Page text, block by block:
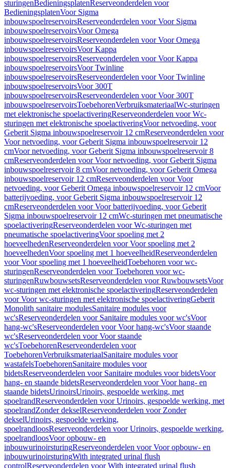
sturingenBedieningsplatenReserveonderdelen voor
BedieningsplatenVoor Sigma
inbouwspoelreservoirsReserveonderdelen voor Voor Sigma
inbouwspoelreservoirsVoor Omega
inbouwspoelreservoirsReserveonderdelen voor Voor Omega
inbouwspoelreservoirsVoor Kappa
inbouwspoelreservoirsReserveonderdelen voor Voor Kappa
inbouwspoelreservoirsVoor Twinline
inbouwspoelreservoirsReserveonderdelen voor Voor Twinline
inbouwspoelreservoirsVoor 300T
inbouwspoelreservoirsReserveonderdelen voor Voor 300T
inbouwspoelreservoirsToebehorenVerbruiksmateriaalWc-sturingen
met elektronische spoelactiveringReserveonderdelen voor Wc-
sturingen met elektronische spoelactiveringVoor netvoeding, voor
Geberit Sigma inbouwspoelreservoir 12 cmReserveonderdelen voor
Voor netvoeding, voor Geberit Sigma inbouwspoelreservoir 12
cmVoor netvoeding, voor Geberit Sigma inbouwspoelreservoir 8
cmReserveonderdelen voor Voor netvoeding, voor Geberit Sigma
inbouwspoelreservoir 8 cmVoor netvoeding, voor Geberit Omega
inbouwspoelreservoir 12 cmReserveonderdelen voor Voor
netvoeding, voor Geberit Omega inbouwspoelreservoir 12 cmVoor
batterijvoeding, voor Geberit Sigma inbouwspoelreservoir 12
cmReserveonderdelen voor Voor batterijvoeding, voor Geberit
Sigma inbouwspoelreservoir 12 cmWc-sturingen met pneumatische
spoelactiveringReserveonderdelen voor Wc-sturingen met
pneumatische spoelactiveringVoor spoeling met 2
hoeveelhedenReserveonderdelen voor Voor spoeling met 2
hoeveelhedenVoor spoeling met 1 hoeveelheidReserveonderdelen
voor Voor spoeling met 1 hoeveelheidToebehoren voor wc-
sturingenReserveonderdelen voor Toebehoren voor wc-
sturingenRuwbouwsetsReserveonderdelen voor RuwbouwsetsVoor
wc-sturingen met elektronische spoelactiveringReserveonderdelen
voor Voor wc-sturingen met elektronische spoelactiveringGeberit
Monolith sanitaire modulesSanitaire modules voor
wc'sReserveonderdelen voor Sanitaire modules voor wc'sVoor
hang-wc'sReserveonderdelen voor Voor hang-wc'sVoor staande
wc'sReserveonderdelen voor Voor staande
wc'sToebehorenReserveonderdelen voor
ToebehorenVerbruiksmateriaalSanitaire modules voor
wastafelsToebehorenSanitaire modules voor
bidetsReserveonderdelen voor Sanitaire modules voor bidetsVoor
hang- en staande bidetsReserveonderdelen voor Voor hang- en
staande bidetsUrinoirsUrinoirs, gespoelde werking, met
spoelrandReserveonderdelen voor Urinoirs, gespoelde werking, met
spoelrandZonder dekselReserveonderdelen voor Zonder
dekselUrinoirs, gespoelde werking,
spoelrandloosReserveonderdelen voor Urinoirs, gespoelde werking,
spoelrandloosVoor opbouw- en
inbouwurinoirsturingReserveonderdelen voor Voor opbouw- en
inbouwurinoirsturingWith integrated urinal flush
controlReserveonderdelen voor With integrated urinal flush